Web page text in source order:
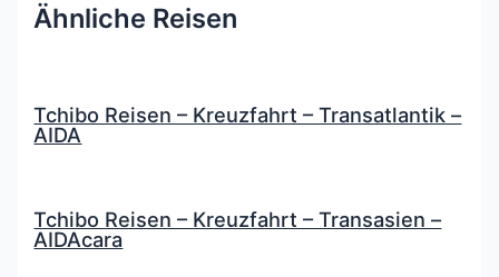
Ähnliche Reisen
Tchibo Reisen – Kreuzfahrt – Transatlantik –
AIDA
Tchibo Reisen – Kreuzfahrt – Transasien –
AIDAcara